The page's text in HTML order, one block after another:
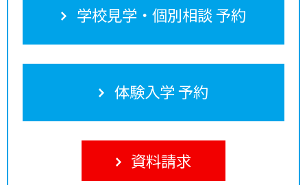
学校見学・個別相談 予約
体験入学 予約
資料請求